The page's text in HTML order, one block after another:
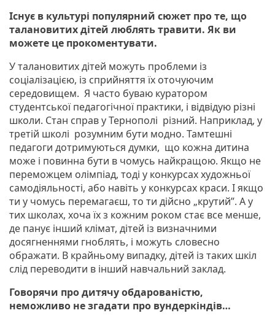
Існує в культурі популярний сюжет про те, що
талановитих дітей люблять травити. Як ви
можете це прокоментувати.
У талановитих дітей можуть проблеми із
соціалізацією, із сприйняття їх оточуючим
середовищем. Я часто буваю куратором
студентської педагогічної практики, і відвідую різні
школи. Стан справ у Тернополі різний. Наприклад, у
третій школі розумним бути модно. Тамтешні
педагоги дотримуються думки, що кожна дитина
може і повинна бути в чомусь найкращою. Якщо не
переможцем олімпіад, тоді у конкурсах художньої
самодіяльності, або навіть у конкурсах краси. І якщо
ти у чомусь перемагаєш, то ти дійсно „крутий”. А у
тих школах, хоча їх з кожним роком стає все менше,
де панує інший клімат, дітей із визначними
досягненнями гноблять, і можуть словесно
ображати. В крайньому випадку, дітей із таких шкіл
слід переводити в інший навчальний заклад.
Говорячи про дитячу обдарованістю,
неможливо не згадати про вундеркіндів…